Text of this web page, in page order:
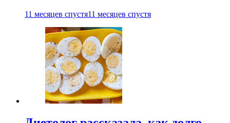
11 месяцев спустя11 месяцев спустя